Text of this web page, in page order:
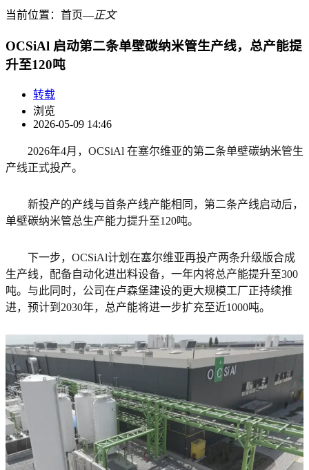
当前位置： 首页―正文
OCSiAl 启动第二条单壁碳纳米管生产线，总产能提
升至120吨
转载
浏览
2026-05-09 14:46
2026年4月，OCSiAl 在塞尔维亚的第二条单壁碳纳米管生
产线正式投产。
新投产的产线与首条产线产能相同，第二条产线启动后，
单壁碳纳米管总生产能力提升至120吨。
下一步，OCSiAl计划在塞尔维亚再投产两条升级版合成
生产线，配备自动化进出料设备，一年内将总产能提升至300
吨。与此同时，公司在卢森堡建设的更大规模工厂正持续推
进，预计到2030年，总产能将进一步扩充至近1000吨。